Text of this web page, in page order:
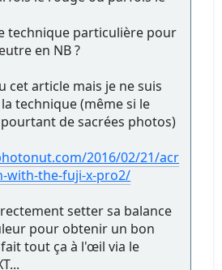
technique particulière pour
en NB ?
cet article mais je ne suis
technique (même si le
de sacrées photos)
2016/02/21/acr
with-the-fuji-x-pro2/
setter sa balance
pour obtenir un bon
tout ça à l'œil via le